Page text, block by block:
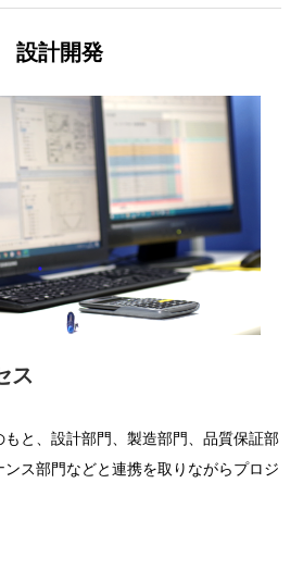
設計開発
ス
と、設計部門、製造部門、品質保証部
ス部門などと連携を取りながらプロジ